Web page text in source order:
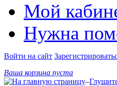
Мой
Нужна
Войти на сайт
Ваша корзина пуста
–